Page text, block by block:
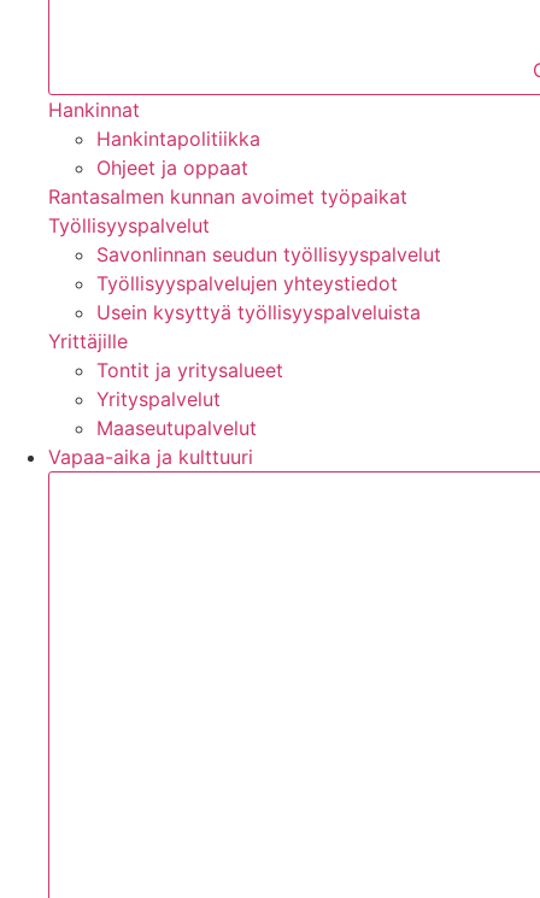
Hankinnat
Hankintapolitiikka
Ohjeet ja oppaat
Rantasalmen kunnan avoimet työpaikat
Työllisyyspalvelut
Savonlinnan seudun työllisyyspalvelut
Työllisyyspalvelujen yhteystiedot
Usein kysyttyä työllisyyspalveluista
Yrittäjille
Tontit ja yritysalueet
Yrityspalvelut
Maaseutupalvelut
Vapaa-aika ja kulttuuri